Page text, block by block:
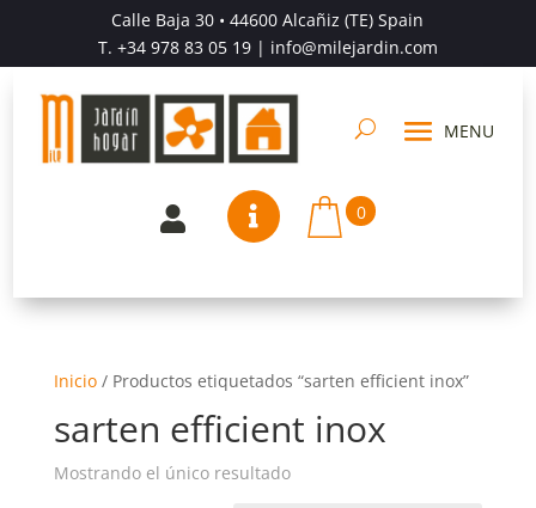
Calle Baja 30 • 44600 Alcañiz (TE) Spain
T. +34 978 83 05 19| info@milejardin.com
  0
Inicio/ Productos etiquetados “sarten efficient inox”
sarten efficient inox
Mostrando el único resultado